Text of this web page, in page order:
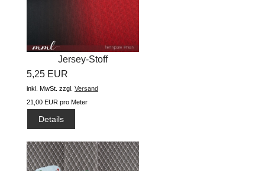
Jersey-Stoff
"herringbone...
5,25 EUR
inkl. MwSt. zzgl. Versand
21,00 EUR pro Meter
Details